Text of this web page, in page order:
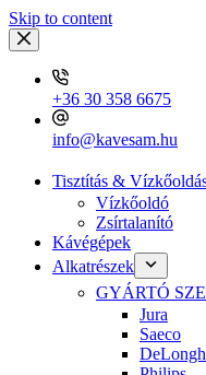
Skip to content
+36 30 358 6675
info@kavesam.hu
Tisztítás &
Vízkőoldó
Zsírtalanító
Kávégépek
Alkatrészek
GYÁRTÓ
Jura
Saeco